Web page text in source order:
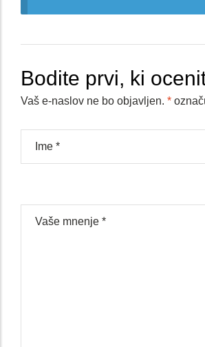
Bodite prvi, ki
Vaš e-naslov ne bo objavljen. *